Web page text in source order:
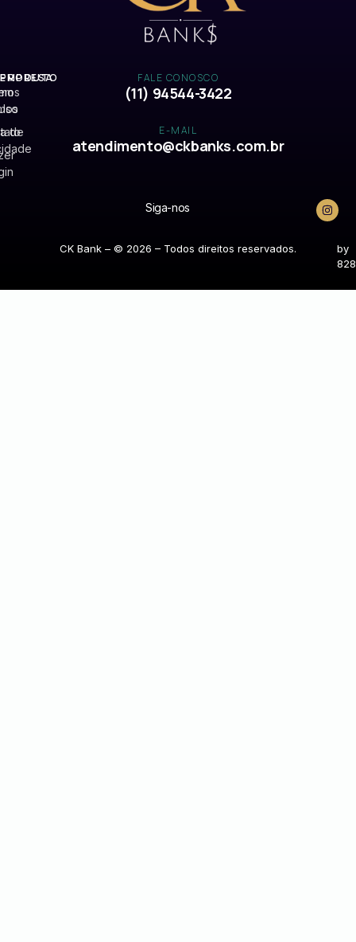
EMPRESA
PRODUTO
de
FALE CONOSCO
(11) 94544-3422
E-MAIL
atendimento@ckbanks.com.br
CK Bank – © 2026 – Todos direitos reservados.
by
Siga-nos